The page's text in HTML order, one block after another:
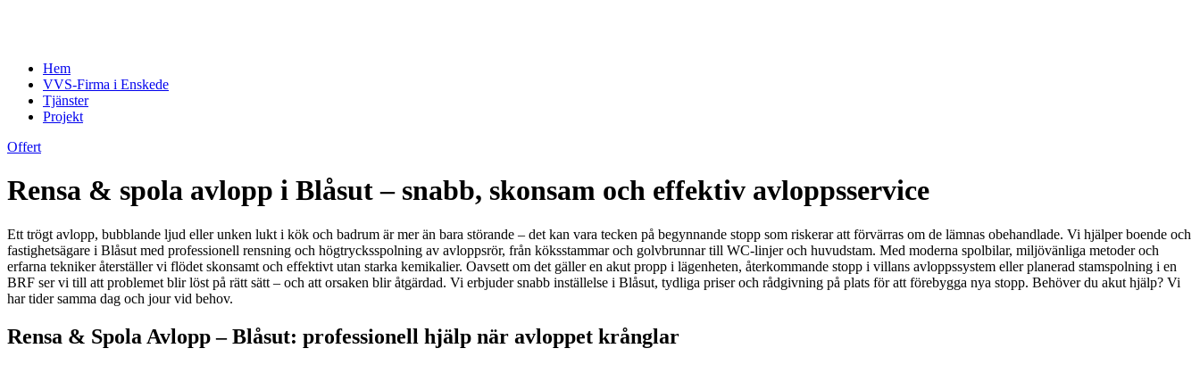
Hem
VVS-Firma i Enskede
Tjänster
Projekt
Offert
Rensa & spola avlopp i Blåsut – snabb, skonsam och effektiv avloppsservice
Ett trögt avlopp, bubblande ljud eller unken lukt i kök och badrum är mer än bara störande – det kan vara tecken på begynnande stopp som riskerar att förvärras om de lämnas obehandlade. Vi hjälper boende och
fastighetsägare i Blåsut med professionell rensning och högtrycksspolning av avloppsrör, från köksstammar och golvbrunnar till WC-linjer och huvudstam. Med moderna spolbilar, miljövänliga metoder och
erfarna tekniker återställer vi flödet skonsamt och effektivt utan starka kemikalier. Oavsett om det gäller en akut propp i lägenheten, återkommande stopp i villans avloppssystem eller planerad stamspolning i en
BRF ser vi till att problemet blir löst på rätt sätt – och att orsaken blir åtgärdad. Vi erbjuder snabb inställelse i Blåsut, tydliga priser och rådgivning på plats för att förebygga nya stopp. Behöver du akut hjälp? Vi
har tider samma dag och jour vid behov.
Rensa & Spola Avlopp – Blåsut: professionell hjälp när avloppet krånglar